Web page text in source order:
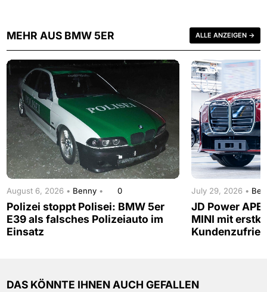
MEHR AUS BMW 5ER ALLE ANZEIGEN →
August 6, 2026 • Benny • 0
Polizei stoppt Polisei: BMW 5er
E39 als falsches Polizeiauto im
Einsatz
July 29, 2026 •
JD Power
MINI mit
DAS KÖNNTE IHNEN AUCH GEFALLEN